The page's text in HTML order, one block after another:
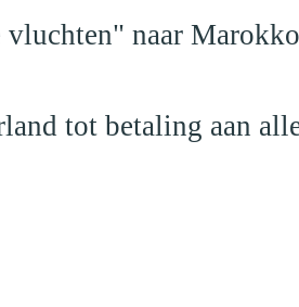
vluchten" naar Marokko
tot betaling aan